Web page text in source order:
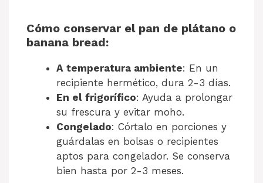
Cómo conservar el pan de plátano o
banana bread:
A temperatura ambiente: En un
recipiente hermético, dura 2-3 días.
En el frigorífico: Ayuda a prolongar
su frescura y evitar moho.
Congelado: Córtalo en porciones y
guárdalas en bolsas o recipientes
aptos para congelador. Se conserva
bien hasta por 2-3 meses.